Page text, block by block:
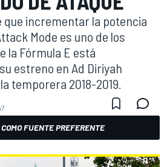
que incrementar la potencia
Mode es uno de los
la Fórmula E está
estreno en Ad Diriyah
temporera 2018-2019.
FUENTE PREFERENTE